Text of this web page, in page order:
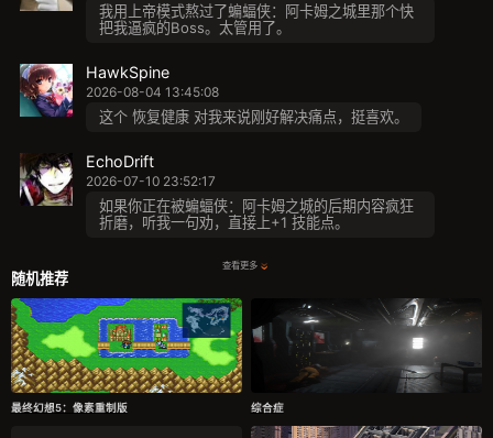
我用上帝模式熬过了蝙蝠侠：阿卡姆之城里那个快
把我逼疯的Boss。太管用了。
HawkSpine
2026-08-04 13:45:08
这个 恢复健康 对我来说刚好解决痛点，挺喜欢。
EchoDrift
2026-07-10 23:52:17
如果你正在被蝙蝠侠：阿卡姆之城的后期内容疯狂
折磨，听我一句劝，直接上+1 技能点。
查看更多
随机推荐
最终幻想5：像素重制版 综合症